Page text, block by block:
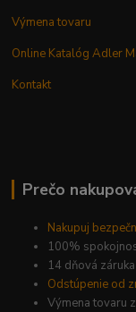
Výmena tovaru
Online Katalóg Adler
Kontakt
Prečo
Nakupuj
100%
14 dňová
Odstúpenie od
Výmena tovaru